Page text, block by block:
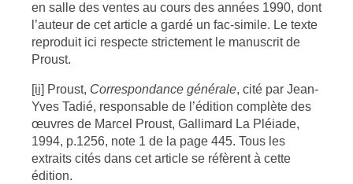
en salle des ventes au cours des années 1990, dont
l’auteur de cet article a gardé un fac-simile. Le texte
reproduit ici respecte strictement le manuscrit de
Proust.
[ii] Proust, Correspondance générale, cité par Jean-
Yves Tadié, responsable de l’édition complète des
œuvres de Marcel Proust, Gallimard La Pléiade,
1994, p.1256, note 1 de la page 445. Tous les
extraits cités dans cet article se réfèrent à cette
édition.